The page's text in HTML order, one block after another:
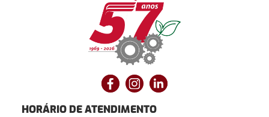
HORÁRIO DE ATENDIMENTO